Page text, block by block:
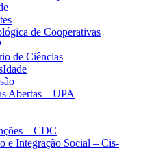
de Cooperativas
de Ciências
Abertas – UPA
– CDC
e Integração Social – Cis-